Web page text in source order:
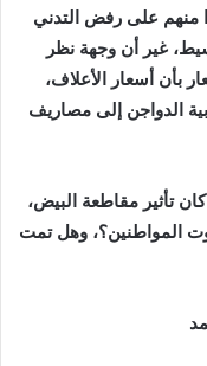
منهم على رفض التدني
غير أن وجهة نظر
بأن أسعار
الأعلاف،
الدواجن إلى مصاريف
كان تأثير مقاطعة البيض،
المواطنين؟، وهل تمت